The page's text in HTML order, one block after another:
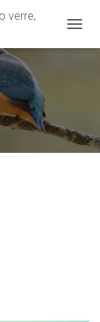
verre,